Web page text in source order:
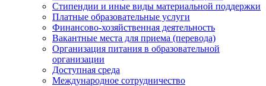
Стипендии и иные виды материальной поддержки
Платные образовательные услуги
Финансово-хозяйственная деятельность
Вакантные места для приема (перевода)
Организация питания в образовательной
организации
Доступная среда
Международное сотрудничество